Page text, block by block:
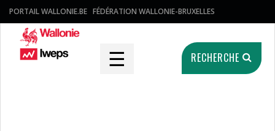
PORTAIL WALLONIE.BE FÉDÉRATION WALLONIE-BRUXELLES
☰ RECHERCHE